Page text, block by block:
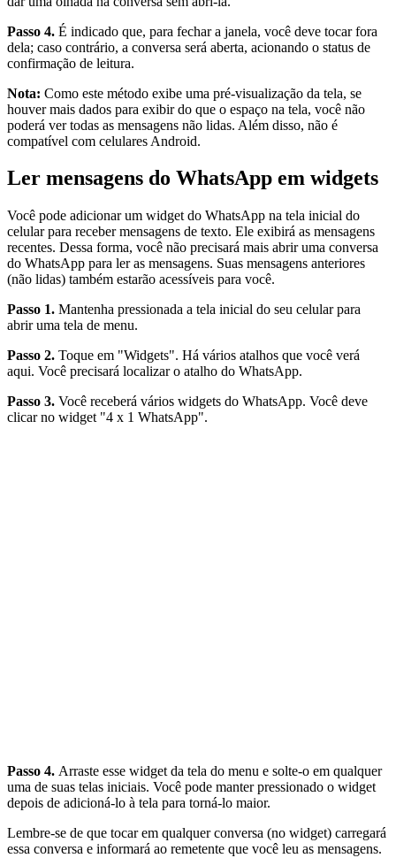
Passo 4. É indicado que, para fechar a janela, você deve tocar fora
dela; caso contrário, a conversa será aberta, acionando o status de
confirmação de leitura.
Nota: Como este método exibe uma pré-visualização da tela, se
houver mais dados para exibir do que o espaço na tela, você não
poderá ver todas as mensagens não lidas. Além disso, não é
compatível com celulares Android.
Ler mensagens do WhatsApp em widgets
Você pode adicionar um widget do WhatsApp na tela inicial do
celular para receber mensagens de texto. Ele exibirá as mensagens
recentes. Dessa forma, você não precisará mais abrir uma conversa
do WhatsApp para ler as mensagens. Suas mensagens anteriores
(não lidas) também estarão acessíveis para você.
Passo 1. Mantenha pressionada a tela inicial do seu celular para
abrir uma tela de menu.
Passo 2. Toque em "Widgets". Há vários atalhos que você verá
aqui. Você precisará localizar o atalho do WhatsApp.
Passo 3. Você receberá vários widgets do WhatsApp. Você deve
clicar no widget "4 x 1 WhatsApp".
Passo 4. Arraste esse widget da tela do menu e solte-o em qualquer
uma de suas telas iniciais. Você pode manter pressionado o widget
depois de adicioná-lo à tela para torná-lo maior.
Lembre-se de que tocar em qualquer conversa (no widget) carregará
essa conversa e informará ao remetente que você leu as mensagens.